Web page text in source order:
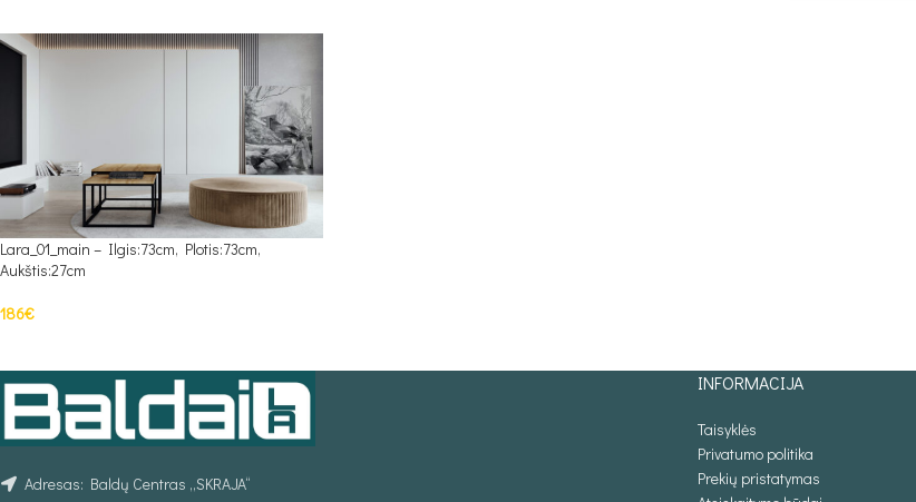
Lara_01_main – Ilgis:73cm, Plotis:73cm,
Aukštis:27cm
186€
Adresas: Baldų Centras „SKRAJA“
INFORMACIJA
Taisyklės
Privatumo politika
Prekių pristatymas